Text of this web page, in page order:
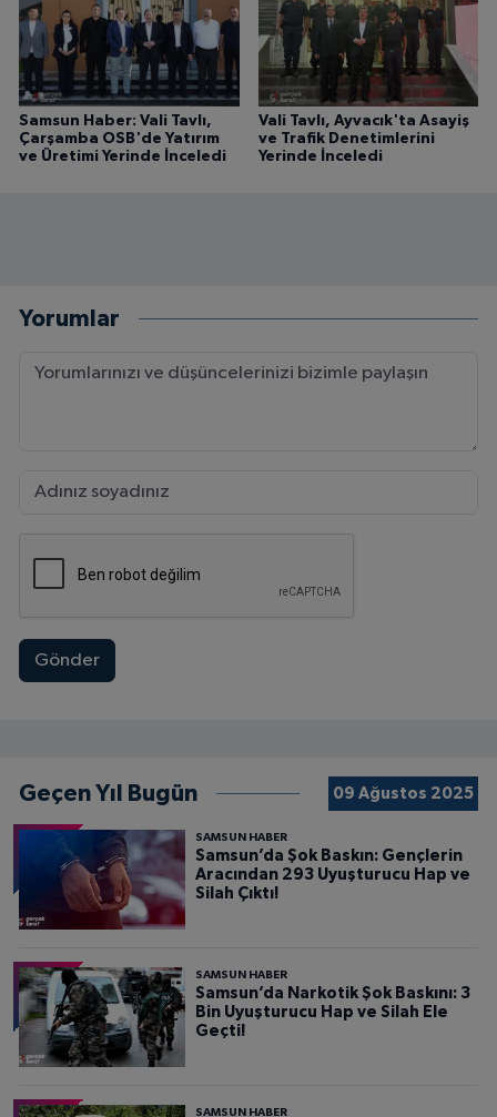
Samsun Haber: Vali Tavlı,
Çarşamba OSB'de Yatırım
ve Üretimi Yerinde İnceledi
Vali Tavlı, Ayvacık'ta Asayiş
ve Trafik Denetimlerini
Yerinde İnceledi
Yorumlar
Gönder
Geçen Yıl Bugün 09 Ağustos 2025
SAMSUN HABER
Samsun’da Şok Baskın: Gençlerin
Aracından 293 Uyuşturucu Hap ve
Silah Çıktı!
SAMSUN HABER
Samsun’da Narkotik Şok Baskını: 3
Bin Uyuşturucu Hap ve Silah Ele
Geçti!
SAMSUN HABER